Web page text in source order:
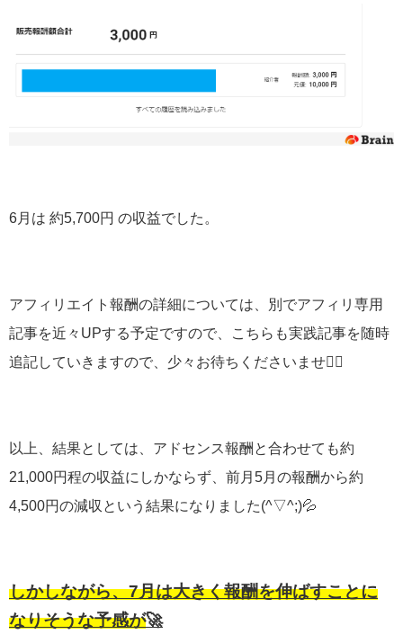
6月は 約5,700円 の収益でした。
アフィリエイト報酬の詳細については、別でアフィリ専用
記事を近々UPする予定ですので、こちらも実践記事を随時
追記していきますので、少々お待ちくださいませ🙇‍♂️
以上、結果としては、アドセンス報酬と合わせても約
21,000円程の収益にしかならず、前月5月の報酬から約
4,500円の減収という結果になりました(^▽^;)💦
しかしながら、7月は大きく報酬を伸ばすことに
なりそうな予感が🚀